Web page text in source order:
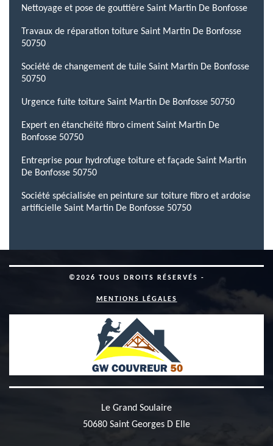
Nettoyage et pose de gouttière Saint Martin De Bonfosse
Travaux de réparation toiture Saint Martin De Bonfosse
50750
Société de changement de tuile Saint Martin De Bonfosse
50750
Urgence fuite toiture Saint Martin De Bonfosse 50750
Expert en étanchéité fibro ciment Saint Martin De
Bonfosse 50750
Entreprise pour hydrofuge toiture et façade Saint Martin
De Bonfosse 50750
Société spécialisée en peinture sur toiture fibro et ardoise
artificielle Saint Martin De Bonfosse 50750
©2026 TOUS DROITS RÉSERVÉS -
MENTIONS LÉGALES
Le Grand Soulaire
50680 Saint Georges D Elle